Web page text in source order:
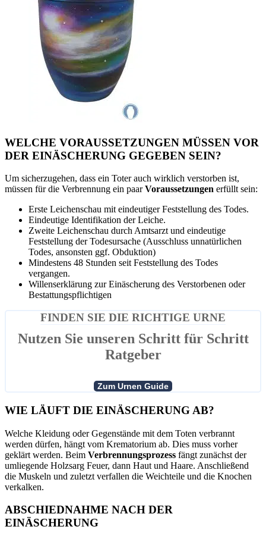
WELCHE VORAUSSETZUNGEN MÜSSEN VOR
DER EINÄSCHERUNG GEGEBEN SEIN?
Um sicherzugehen, dass ein Toter auch wirklich verstorben ist,
müssen für die Verbrennung ein paarVoraussetzungen erfüllt sein:
Erste Leichenschau mit eindeutiger Feststellung des Todes.
Eindeutige Identifikation der Leiche.
Zweite Leichenschau durch Amtsarzt und eindeutige
Feststellung der Todesursache (Ausschluss unnatürlichen
Todes, ansonsten ggf. Obduktion)
Mindestens 48 Stunden seit Feststellung des Todes
vergangen.
Willenserklärung zur Einäscherung des Verstorbenen oder
Bestattungspflichtigen
FINDEN SIE DIE RICHTIGE URNE
Nutzen Sie unseren Schritt für Schritt
Ratgeber
WIE LÄUFT DIE EINÄSCHERUNG AB?
Welche Kleidung oder Gegenstände mit dem Toten verbrannt
werden dürfen, hängt vom Krematorium ab. Dies muss vorher
geklärt werden. Beim Verbrennungsprozess fängt zunächst der
umliegende Holzsarg Feuer, dann Haut und Haare. Anschließend
die Muskeln und zuletzt verfallen die Weichteile und die Knochen
verkalken.
ABSCHIEDNAHME NACH DER
EINÄSCHERUNG